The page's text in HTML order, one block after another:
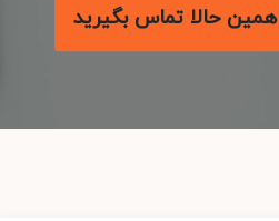
همین حالا تماس بگیرید